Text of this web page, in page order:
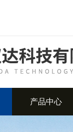
产品中心